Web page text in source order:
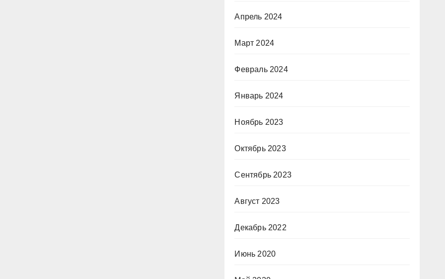
Апрель 2024
Март 2024
Февраль 2024
Январь 2024
Ноябрь 2023
Октябрь 2023
Сентябрь 2023
Август 2023
Декабрь 2022
Июнь 2020